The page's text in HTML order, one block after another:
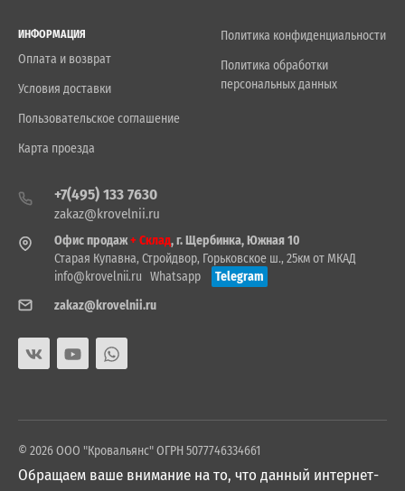
ИНФОРМАЦИЯ
Оплата и возврат
Условия доставки
Пользовательское соглашение
Карта проезда
Политика конфиденциальности
Политика обработки
персональных данных
+7(495) 133 7630
zakaz@krovelnii.ru
Офис продаж+ Склад, г. Щербинка, Южная 10
Старая Купавна, Стройдвор, Горьковское ш., 25км от МКАД
info@krovelnii.ru Whatsapp
Telegram
zakaz@krovelnii.ru
© 2026 ООО "Кровальянс" ОГРН 5077746334661
Обращаем ваше внимание на то, что данный интернет-